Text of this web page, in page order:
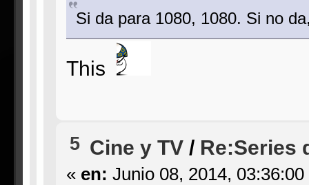
Si da para 1080, 1080. Si no
This
5 Cine y TV/ Re:Series
« en: Junio 08, 2014, 03:36:00